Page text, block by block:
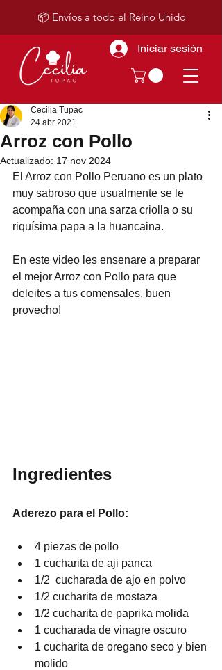
Iniciar sesión
📦 Envíos a todo el Reino Unido
Arroz con Pollo
Cecilia Tupac
24 abr 2021
Actualizado: 17 nov 2024
El Arroz con Pollo Peruano es un plato
muy sabroso que usualmente se le
acompaña con una sarza criolla o su
riquísima papa a la huancaina.
En este video les ensenare a preparar
el mejor Arroz con Pollo para que
deleites a tus comensales, buen
provecho!
Ingredientes
Aderezo para el Pollo:
4 piezas de pollo
1 cucharita de aji panca
1/2  cucharada de ajo en polvo
1/2 cucharita de mostaza
1/2 cucharita de paprika molida
1 cucharada de vinagre oscuro
1 cucharita de oregano seco y bien
molido